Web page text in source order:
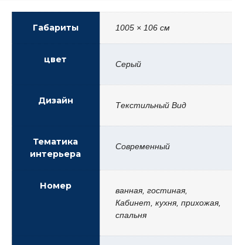
Габариты 1005 × 106 см
цвет Серый
Дизайн Текстильный Вид
Тематика
интерьера
Современный
Номер
ванная, гостиная,
Кабинет, кухня, прихожая,
спальня